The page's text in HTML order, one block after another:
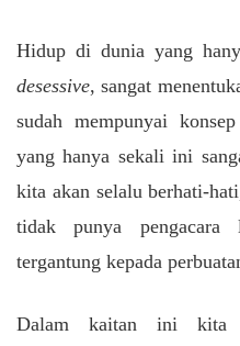
Hidup di dunia yang
desessive, sangat
sudah mempunyai
yang hanya sekali ini
kita akan selalu berhati-
tidak punya pengacara
tergantung kepada
Dalam kaitan ini kita